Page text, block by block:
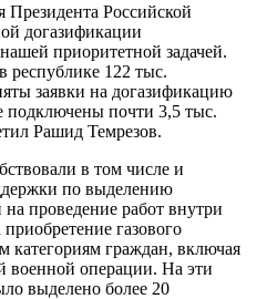
Российской
догазификации
приоритетной задачей.
республике 122 тыс.
заявки на догазификацию
подключены почти 3,5 тыс.
Рашид Темрезов.
в том числе и
по выделению
проведение работ внутри
газового
категориям граждан, включая
военной операции. На эти
выделено более 20